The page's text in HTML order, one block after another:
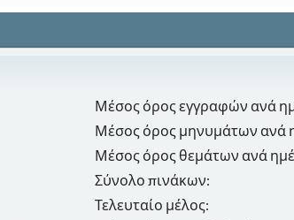
Μέσος όρος εγγραφών ανά
Μέσος όρος μηνυμάτων ανά
Μέσος όρος θεμάτων ανά
Σύνολο πινάκων:
Τελευταίο μέλος: